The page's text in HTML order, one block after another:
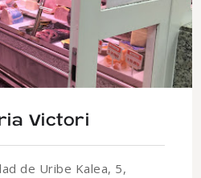
Victori
de Uribe Kalea, 5,